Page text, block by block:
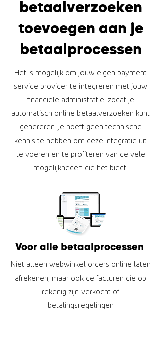
betaalverzoeken
toevoegen aan je
betaalprocessen
Het is mogelijk om jouw eigen payment
service provider te integreren met jouw
financiële administratie, zodat je
automatisch online betaalverzoeken kunt
genereren. Je hoeft geen technische
kennis te hebben om deze integratie uit
te voeren en te profiteren van de vele
mogelijkheden die het biedt.
Voor alle betaalprocessen
Niet alleen webwinkel orders online laten
afrekenen, maar ook de facturen die op
rekenig zijn verkocht of
betalingsregelingen